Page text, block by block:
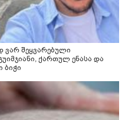
ვარ შეყვარებული
ქართულ ენასა და
ბიჭი